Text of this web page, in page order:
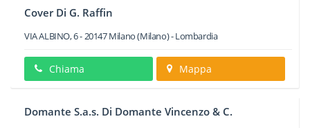
Cover Di G. Raffin
VIA ALBINO, 6-20147Milano(Milano) -Lombardia
Chiama Mappa
Domante S.a.s. Di Domante Vincenzo & C.